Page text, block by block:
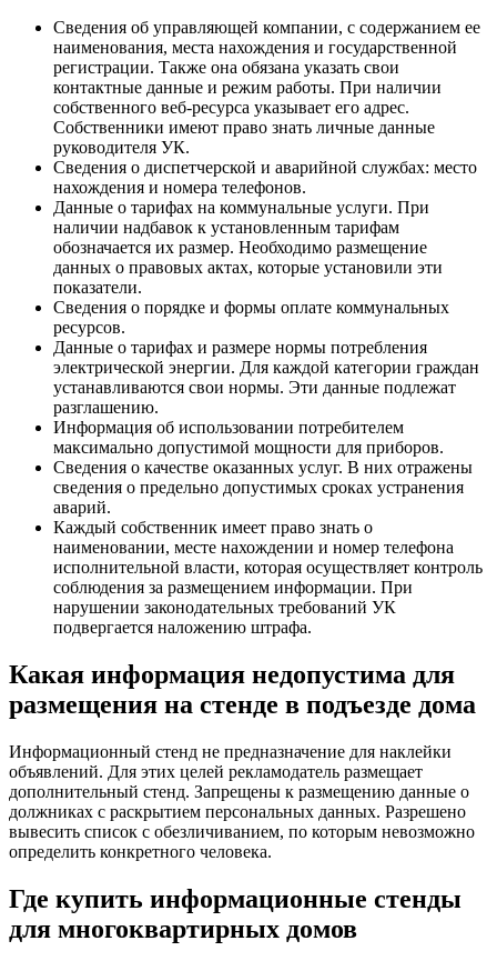
Сведения об управляющей компании, с содержанием ее
наименования, места нахождения и государственной
регистрации. Также она обязана указать свои
контактные данные и режим работы. При наличии
собственного веб-ресурса указывает его адрес.
Собственники имеют право знать личные данные
руководителя УК.
Сведения о диспетчерской и аварийной службах: место
нахождения и номера телефонов.
Данные о тарифах на коммунальные услуги. При
наличии надбавок к установленным тарифам
обозначается их размер. Необходимо размещение
данных о правовых актах, которые установили эти
показатели.
Сведения о порядке и формы оплате коммунальных
ресурсов.
Данные о тарифах и размере нормы потребления
электрической энергии. Для каждой категории граждан
устанавливаются свои нормы. Эти данные подлежат
разглашению.
Информация об использовании потребителем
максимально допустимой мощности для приборов.
Сведения о качестве оказанных услуг. В них отражены
сведения о предельно допустимых сроках устранения
аварий.
Каждый собственник имеет право знать о
наименовании, месте нахождении и номер телефона
исполнительной власти, которая осуществляет контроль
соблюдения за размещением информации. При
нарушении законодательных требований УК
подвергается наложению штрафа.
Какая информация недопустима для
размещения на стенде в подъезде дома
Информационный стенд не предназначение для наклейки
объявлений. Для этих целей рекламодатель размещает
дополнительный стенд. Запрещены к размещению данные о
должниках с раскрытием персональных данных. Разрешено
вывесить список с обезличиванием, по которым невозможно
определить конкретного человека.
Где купить информационные стенды
для многоквартирных домов